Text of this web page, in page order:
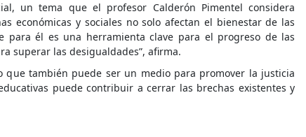
un tema que el profesor Calderón Pimentel considera
económicas y sociales no solo afectan el bienestar de las
para él es una herramienta clave para el progreso de las
superar las desigualdades”, afirma.
que también puede ser un medio para promover la justicia
puede contribuir a cerrar las brechas existentes y